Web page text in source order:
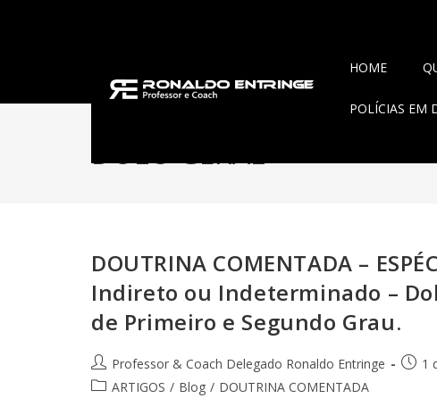
HOME
POLÍCIAS EM
DOLO GERAL
DOUTRINA COMENTADA –
Indireto ou Indeterminado –
de Primeiro e Segundo Grau.
Professor & Coach Delegado Ronaldo Entringe
1
ARTIGOS / Blog / DOUTRINA COMENTADA